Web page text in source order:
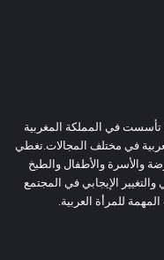
تأسست في المملكة المغربية
المرأة العربية في مختلف المجالات.تغطي
والأسرة والأطفال والطبخ
الإيجابي في المجتمع
للمرأة العربية.